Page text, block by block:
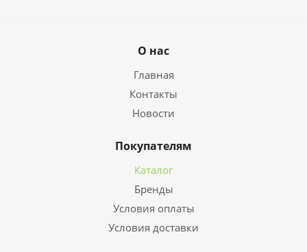
О нас
Главная
Контакты
Новости
Покупателям
Каталог
Бренды
Условия оплаты
Условия доставки